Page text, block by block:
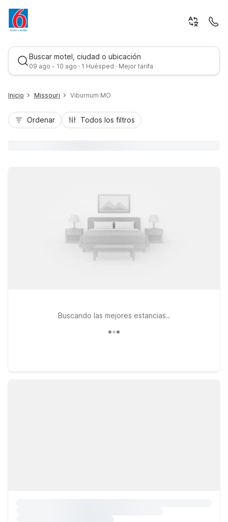
Buscar motel, ciudad o ubicación
09 ago - 10 ago · 1 Huésped · Mejor tarifa
Inicio Missouri Viburnum MO
Ordenar Todos los filtros
Buscando las mejores estancias..